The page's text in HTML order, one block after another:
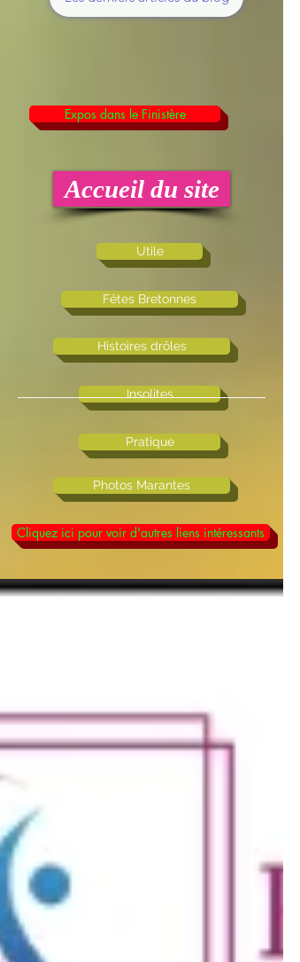
Expos dans le Finistère
Accueil du site
Utile
Fêtes Bretonnes
Histoires drôles
Insolites
Pratique
Photos Marantes
Cliquez ici pour voir d'autres liens intéressants